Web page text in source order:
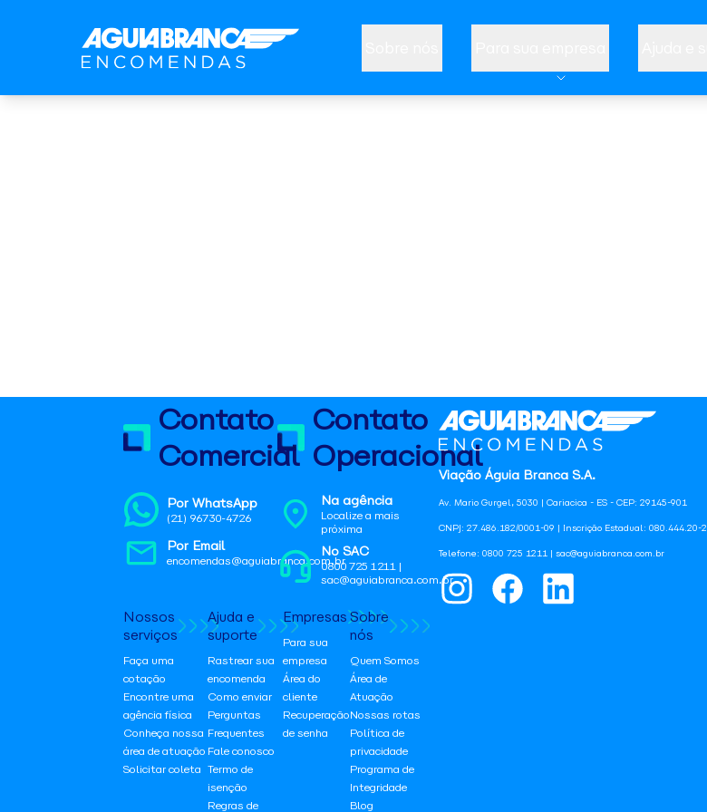
Viação Águia Branca S.A.
Av. Mario Gurgel, 5030 | Cariacica - ES - CEP: 29145-901
CNPJ: 27.486.182/0001-09 | Inscrição Estadual: 080.444.20-2
Telefone: 0800 725 1211 | sac@aguiabranca.com.br
Contato
Comercial
Por WhatsApp
(21) 96730-4726
Por Email
encomendas@aguiabranca.com.br
Contato
Operacional
Na agência
Localize a mais
próxima
No SAC
0800 725 1211 |
sac@aguiabranca.com.br
Nossos
serviços
Faça uma
cotação
Encontre uma
agência física
Conheça nossa
área de atuação
Solicitar coleta
Ajuda e
suporte
Rastrear sua
encomenda
Como enviar
Perguntas
Frequentes
Fale conosco
Termo de
isenção
Regras de
Empresas
Para sua
empresa
Área do
cliente
Recuperação
de senha
Sobre
nós
Quem Somos
Área de
Atuação
Nossas rotas
Política de
privacidade
Programa de
Integridade
Blog